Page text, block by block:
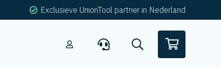
Exclusieve UnionTool partner in Nederland